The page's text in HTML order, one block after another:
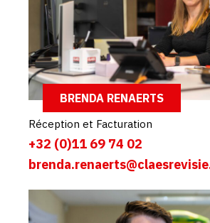
BRENDA RENAERTS
Réception et Facturation
+32 (0)11 69 74 02